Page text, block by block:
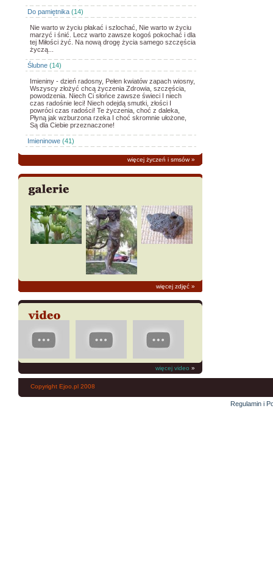
Do pamiętnika (14)
Nie warto w życiu płakać i szlochać, Nie warto w życiu
marzyć i śnić. Lecz warto zawsze kogoś pokochać i dla
tej Miłości żyć. Na nową drogę życia samego szczęścia
życzą...
Ślubne (14)
Imieniny - dzień radosny, Pełen kwiatów zapach wiosny,
Wszyscy złożyć chcą życzenia Zdrowia, szczęścia,
powodzenia. Niech Ci słońce zawsze świeci I niech
czas radośnie leci! Niech odejdą smutki, złości I
powróci czas radości! Te życzenia, choć z daleka,
Płyną jak wzburzona rzeka I choć skromnie ułożone,
Są dla Ciebie przeznaczone!
Imieninowe (41)
więcej życzeń i smsów»
więcej zdjęć »
więcej video »
Copyright Ejoo.pl 2008
Regulamin i